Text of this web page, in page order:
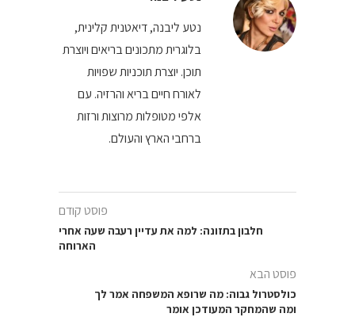
נטע ליבנה, דיאטנית קלינית,
בלוגרית מתכונים בריאים ויוצרת
תוכן. יוצרת תוכניות שפויות
לאורח חיים בריא והרזיה. עם
אלפי מטופלות מרוצות ורזות
ברחבי הארץ והעולם.
פוסט קודם
חלבון בתזונה: למה את עדיין רעבה שעה אחרי
הארוחה
פוסט הבא
כולסטרול גבוה: מה שרופא המשפחה אמר לך
ומה שהמחקר המעודכן אומר